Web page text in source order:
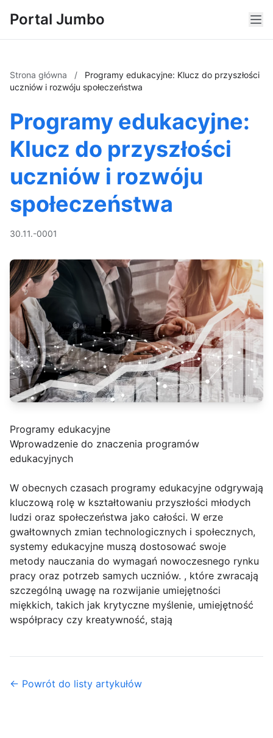
Portal Jumbo
Strona główna /
Programy edukacyjne: Klucz do przyszłości
uczniów i rozwóju społeczeństwa
Programy edukacyjne:
Klucz do przyszłości
uczniów i rozwóju
społeczeństwa
30.11.-0001
Programy edukacyjne
Wprowadzenie do znaczenia programów
edukacyjnych
W obecnych czasach programy edukacyjne odgrywają
kluczową rolę w kształtowaniu przyszłości młodych
ludzi oraz społeczeństwa jako całości. W erze
gwałtownych zmian technologicznych i społecznych,
systemy edukacyjne muszą dostosować swoje
metody nauczania do wymagań nowoczesnego rynku
pracy oraz potrzeb samych uczniów. , które zwracają
szczególną uwagę na rozwijanie umiejętności
miękkich, takich jak krytyczne myślenie, umiejętność
współpracy czy kreatywność, stają
← Powrót do listy artykułów